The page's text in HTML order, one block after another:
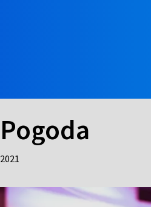
Pogoda
2021